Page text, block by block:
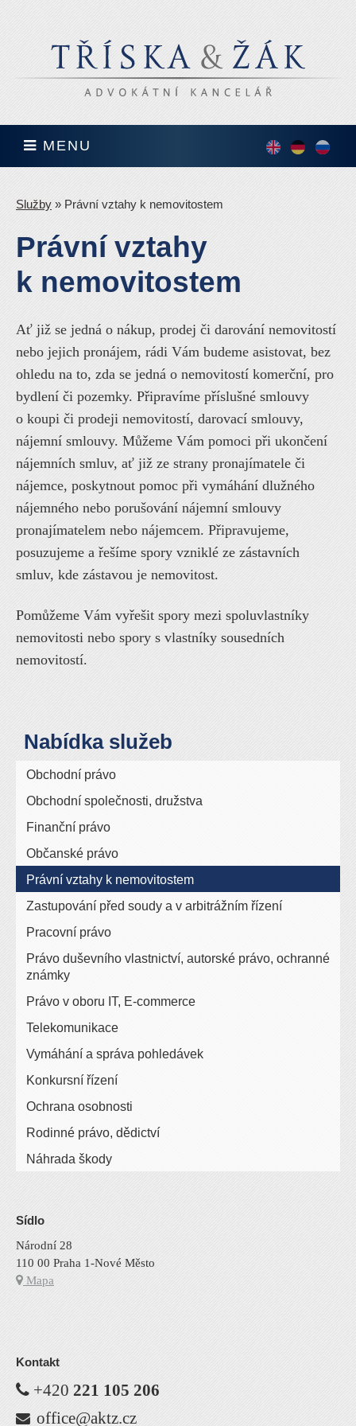
MENU EnglishDeutsch
По-
Služby » Právní vztahy k nemovitostem
Právní vztahy
k nemovitostem
Ať již se jedná o nákup, prodej či darování nemovitostí
nebo jejich pronájem, rádi Vám budeme asistovat, bez
ohledu na to, zda se jedná o nemovitostí komerční, pro
bydlení či pozemky. Připravíme příslušné smlouvy
o koupi či prodeji nemovitostí, darovací smlouvy,
nájemní smlouvy. Můžeme Vám pomoci při ukončení
nájemních smluv, ať již ze strany pronajímatele či
nájemce, poskytnout pomoc při vymáhání dlužného
nájemného nebo porušování nájemní smlouvy
pronajímatelem nebo nájemcem. Připravujeme,
posuzujeme a řešíme spory vzniklé ze zástavních
smluv, kde zástavou je nemovitost.
Pomůžeme Vám vyřešit spory mezi spoluvlastníky
nemovitosti nebo spory s vlastníky sousedních
nemovitostí.
Nabídka služeb
Obchodní právo
Obchodní společnosti, družstva
Finanční právo
Občanské právo
Právní vztahy k nemovitostem
Zastupování před soudy a v arbitrážním řízení
Pracovní právo
Právo duševního vlastnictví, autorské právo, ochranné
známky
Právo v oboru IT, E-commerce
Telekomunikace
Vymáhání a správa pohledávek
Konkursní řízení
Ochrana osobnosti
Rodinné právo, dědictví
Náhrada škody
Sídlo
Národní 28
110 00 Praha 1-Nové Město
Mapa
Kontakt
+420 221 105 206
office@aktz.cz